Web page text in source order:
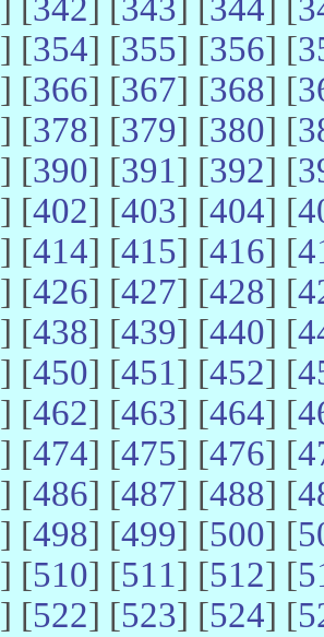
] [342] [343] [344] [
] [354] [355] [356] [
] [366] [367] [368] [
] [378] [379] [380] [
] [390] [391] [392] [
] [402] [403] [404] [
] [414] [415] [416] [
] [426] [427] [428] [
] [438] [439] [440] [
] [450] [451] [452] [
] [462] [463] [464] [
] [474] [475] [476] [
] [486] [487] [488] [
] [498] [499] [500] [
] [510] [511] [512] [
] [522] [523] [524] [